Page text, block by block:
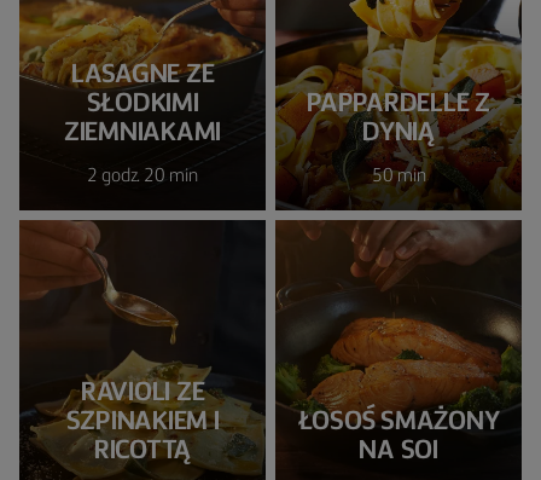
LASAGNE ZE
SŁODKIMI
ZIEMNIAKAMI
2 godz. 20 min
PAPPARDELLE Z
DYNIĄ
50 min
RAVIOLI ZE
SZPINAKIEM I
RICOTTĄ
ŁOSOŚ SMAŻONY
NA SOI